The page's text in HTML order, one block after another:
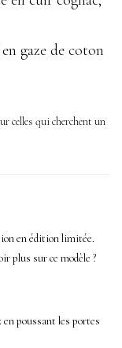
gaze de coton
celles qui cherchent un
en édition limitée.
plus sur ce modèle ?
en poussant les portes